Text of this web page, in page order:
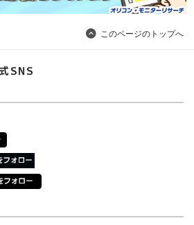
このページのトップへ